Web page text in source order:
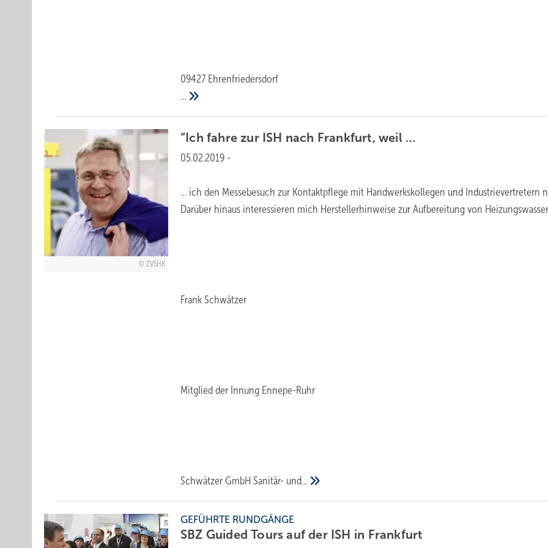
09427 Ehrenfriedersdorf
...
ZVSHK
“Ich fahre zur ISH nach Frankfurt, weil …
05.02.2019 -
… ich den Messebesuch zur Kontaktpflege mit Handwerkskollegen und Industrievertretern
Darüber hinaus interessieren mich Herstellerhinweise zur Aufbereitung von
Frank Schwätzer
Mitglied der Innung Ennepe-Ruhr
Schwätzer GmbH Sanitär- und...
GEFÜHRTE RUNDGÄNGE
SBZ Guided Tours auf der ISH in Frankfurt